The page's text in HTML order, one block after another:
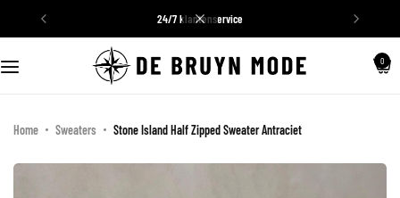
24/7 klantenservice
0
Home Sweaters Stone Island Half Zipped Sweater Antraciet